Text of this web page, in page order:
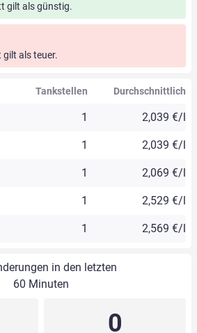
gilt als günstig.
als teuer.
Tankstellen Durchschnittlich
1 2,039 €/l
1 2,039 €/l
1 2,069 €/l
1 2,529 €/l
1 2,569 €/l
in den letzten
60 Minuten
0